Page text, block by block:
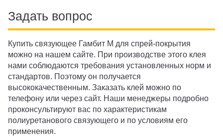
Задать вопрос
Купить связующее Гамбит М для спрей-покрытия
можно на нашем сайте. При производстве этого клея
нами соблюдаются требования установленных норм и
стандартов. Поэтому он получается
высококачественным. Заказать клей можно по
телефону или через сайт. Наши менеджеры подробно
проконсультируют вас по характеристикам
полиуретанового связующего и по условиям его
применения.